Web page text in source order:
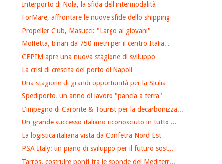
Interporto di Nola, la sfida dell'intermodalità
ForMare, affrontare le nuove sfide dello shipping
Propeller Club, Masucci: "Largo ai giovani"
Molfetta, binari da 750 metri per il centro Italia...
CEPIM apre una nuova stagione di sviluppo
La crisi di crescita del porto di Napoli
Una stagione di grandi opportunità per la Sicilia
Spediporto, un anno di lavoro "pancia a terra"
L'impegno di Caronte & Tourist per la decarbonizza...
Un grande successo italiano riconosciuto in tutto ...
La logistica italiana vista da Confetra Nord Est
PSA Italy: un piano di sviluppo per il futuro sost...
Tarros, costruire ponti tra le sponde del Mediterr...